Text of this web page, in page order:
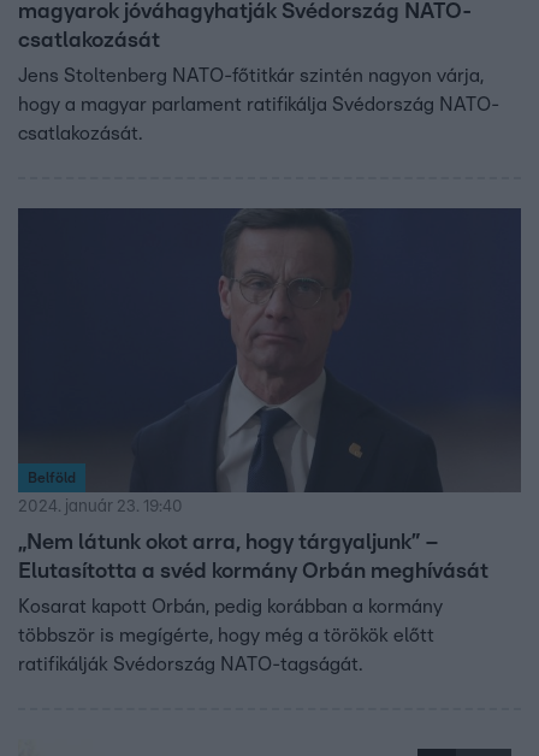
magyarok jóváhagyhatják Svédország NATO-
csatlakozását
Jens Stoltenberg NATO-főtitkár szintén nagyon várja,
hogy a magyar parlament ratifikálja Svédország NATO-
csatlakozását.
Belföld
2024. január 23. 19:40
„Nem látunk okot arra, hogy tárgyaljunk” –
Elutasította a svéd kormány Orbán meghívását
Kosarat kapott Orbán, pedig korábban a kormány
többször is megígérte, hogy még a törökök előtt
ratifikálják Svédország NATO-tagságát.